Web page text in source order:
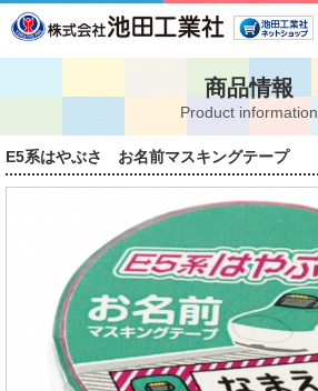
商品情報
Product information
E5系はやぶさ お名前マスキングテープ